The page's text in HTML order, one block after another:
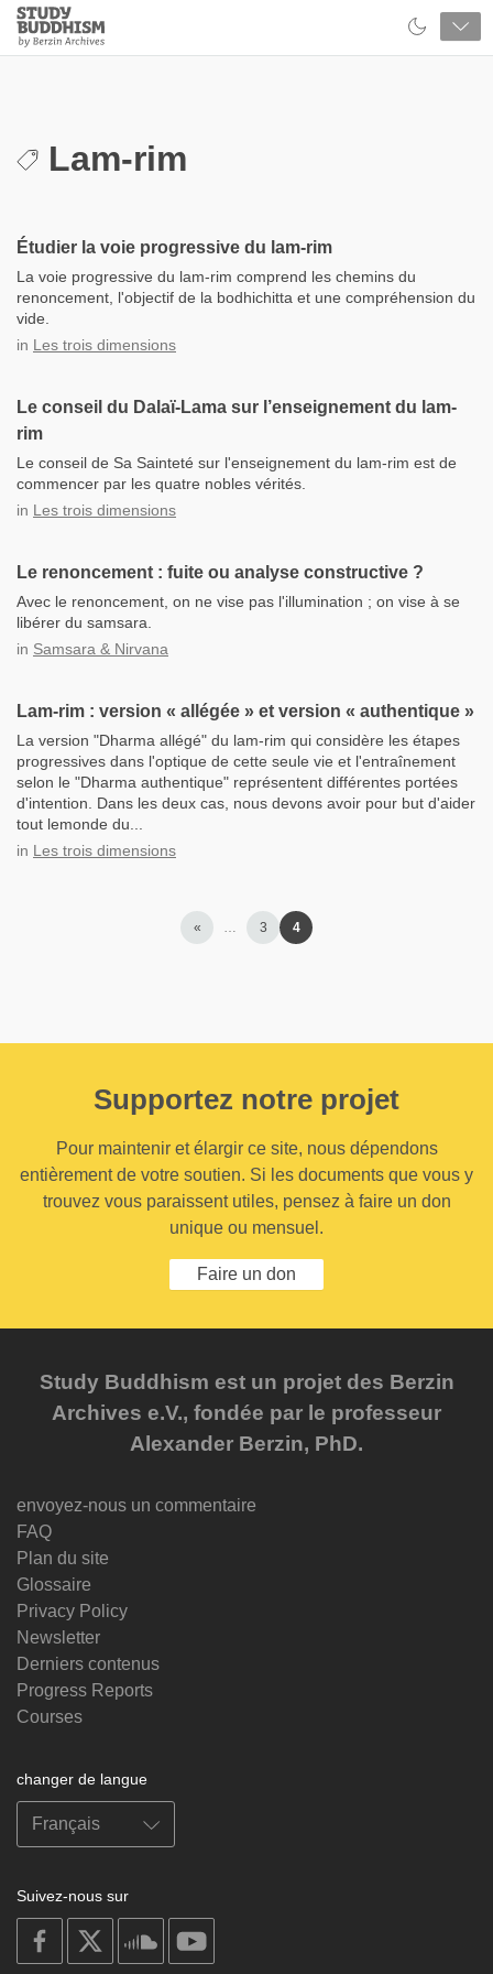
Close
Study
Buddhism
Lam-rim
Étudier la voie progressive du lam-rim
La voie progressive du lam-rim comprend les chemins du
renoncement, l'objectif de la bodhichitta et une compréhension du
vide.
in Les trois dimensions
Le conseil du Dalaï-Lama sur l’enseignement du lam-
rim
Le conseil de Sa Sainteté sur l'enseignement du lam-rim est de
commencer par les quatre nobles vérités.
in Les trois dimensions
Le renoncement : fuite ou analyse constructive ?
Avec le renoncement, on ne vise pas l'illumination ; on vise à se
libérer du samsara.
in Samsara & Nirvana
Lam-rim : version « allégée » et version « authentique »
La version "Dharma allégé" du lam-rim qui considère les étapes
progressives dans l'optique de cette seule vie et l'entraînement
selon le "Dharma authentique" représentent différentes portées
d'intention. Dans les deux cas, nous devons avoir pour but d'aider
tout lemonde du...
in Les trois dimensions
« … 3 4
Supportez notre projet
Pour maintenir et élargir ce site, nous dépendons
entièrement de votre soutien. Si les documents que vous y
trouvez vous paraissent utiles, pensez à faire un don
unique ou mensuel.
Faire un don
Study Buddhism est un projet des Berzin
Archives e.V., fondée par le professeur
Alexander Berzin, PhD.
envoyez-nous un commentaire
FAQ
Plan du site
Glossaire
Privacy Policy
Newsletter
Derniers contenus
Progress Reports
Courses
changer de langue
Suivez-nous sur
on
facebook
soundcloud